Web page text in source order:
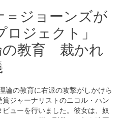
＝ジョーンズが
ロジェクト」
の教育 裁かれ
論の教育に右派の攻撃がしかけら
ジャーナリストのニコル・ハン
ューを行いました。彼女は、奴